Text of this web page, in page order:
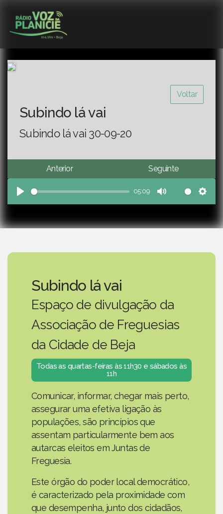
Voltar
Subindo lá vai
Subindo lá vai 30-09-20
Anterior Seguinte
Play
05:09
Mute
Subindo lá vai
Espaço de divulgação da
Associação de Freguesias
da Cidade de Beja
Todas as quartas-feiras às 11h30 e sábados às
11h
Comunicar, informar, chegar mais perto,
assegurar uma efetiva ligação às
populações, são princípios que
assentam particularmente bem aos
autarcas eleitos em Juntas de
Freguesia.
Este órgão do poder local democrático,
é caracterizado pela proximidade com
que desempenha, junto dos cidadãos,